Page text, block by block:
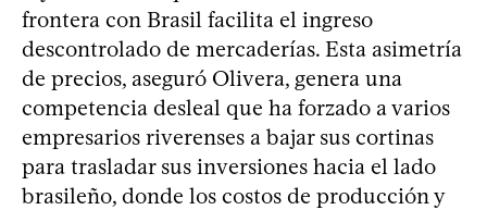
frontera con Brasil facilita el ingreso
descontrolado de mercaderías. Esta asimetría
de precios, aseguró Olivera, genera una
competencia desleal que ha forzado a varios
empresarios riverenses a bajar sus cortinas
para trasladar sus inversiones hacia el lado
brasileño, donde los costos de producción y